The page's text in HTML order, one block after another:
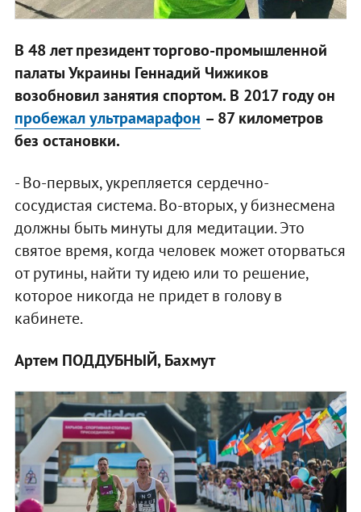
В 48 лет президент торгово-промышленной
палаты Украины Геннадий Чижиков
возобновил занятия спортом. В 2017 году он
пробежал ультрамарафон – 87 километров
без остановки.
- Во-первых, укрепляется сердечно-
сосудистая система. Во-вторых, у бизнесмена
должны быть минуты для медитации. Это
святое время, когда человек может оторваться
от рутины, найти ту идею или то решение,
которое никогда не придет в голову в
кабинете.
Артем ПОДДУБНЫЙ, Бахмут